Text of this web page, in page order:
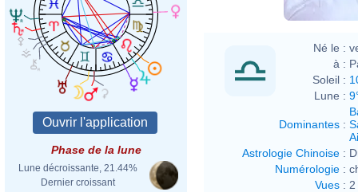
Phase de la lune
Lune décroissante, 21.44%
Dernier croissant
Né le :
à :
Soleil :
Lune :
Dominantes :
Astrologie Chinoise :
Numérologie :
Vues :